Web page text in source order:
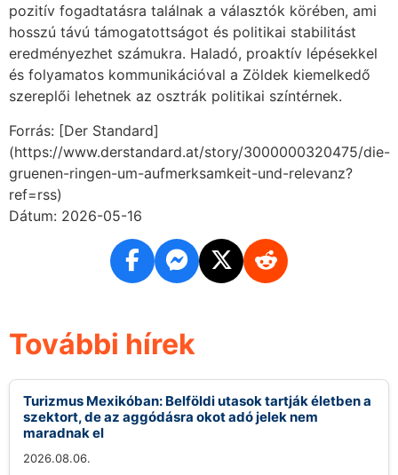
pozitív fogadtatásra találnak a választók körében, ami
hosszú távú támogatottságot és politikai stabilitást
eredményezhet számukra. Haladó, proaktív lépésekkel
és folyamatos kommunikációval a Zöldek kiemelkedő
szereplői lehetnek az osztrák politikai színtérnek.
Forrás: [Der Standard]
(https://www.derstandard.at/story/3000000320475/die-
gruenen-ringen-um-aufmerksamkeit-und-relevanz?
ref=rss)
Dátum: 2026-05-16
További hírek
Turizmus Mexikóban: Belföldi utasok tartják életben a
szektort, de az aggódásra okot adó jelek nem
maradnak el
2026.08.06.